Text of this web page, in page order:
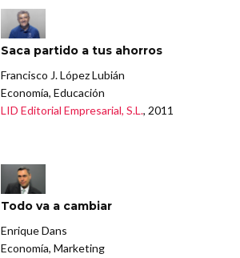
Saca partido a tus ahorros
Francisco J. López Lubián
Economía, Educación
LID Editorial Empresarial, S.L., 2011
Todo va a cambiar
Enrique Dans
Economía, Marketing